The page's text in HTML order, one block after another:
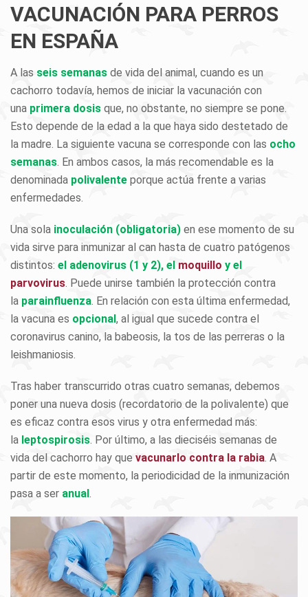
VACUNACIÓN PARA PERROS
EN ESPAÑA
A las seis semanas de vida del animal, cuando es un
cachorro todavía, hemos de iniciar la vacunación con
una primera dosis que, no obstante, no siempre se pone.
Esto depende de la edad a la que haya sido destetado de
la madre. La siguiente vacuna se corresponde con las ocho
semanas . En ambos casos, la más recomendable es la
denominada polivalente porque actúa frente a varias
enfermedades.
Una sola inoculación (obligatoria) en ese momento de su
vida sirve para inmunizar al can hasta de cuatro patógenos
distintos: el adenovirus (1 y 2), el moquillo y el
parvovirus . Puede unirse también la protección contra
la parainfluenza En relación con esta última enfermedad,
la vacuna es opcional, al igual que sucede contra el
coronavirus canino, la babeosis, la tos de las perreras o la
leishmaniosis.
Tras haber transcurrido otras cuatro semanas, debemos
poner una nueva dosis (recordatorio de la polivalente) que
es eficaz contra esos virus y otra enfermedad más:
la leptospirosis . Por último, a las dieciséis semanas de
vida del cachorro hay que vacunarlo contra la rabia . A
partir de este momento, la periodicidad de la inmunización
pasa a ser anual